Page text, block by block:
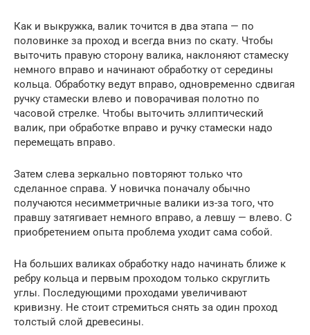
Как и выкружка, валик точится в два этапа — по
половинке за проход и всегда вниз по скату. Чтобы
выточить правую сторону валика, наклоняют стамеску
немного вправо и начинают обработку от середины
кольца. Обработку ведут вправо, одновременно сдвигая
ручку стамески влево и поворачивая полотно по
часовой стрелке. Чтобы выточить эллиптический
валик, при обработке вправо и ручку стамески надо
перемещать вправо.
Затем слева зеркально повторяют только что
сделанное справа. У новичка поначалу обычно
получаются несимметричные валики из-за того, что
правшу затягивает немного вправо, а левшу — влево. С
приобретением опыта проблема уходит сама собой.
На больших валиках обработку надо начинать ближе к
ребру кольца и первым проходом только скруглить
углы. Последующими проходами увеличивают
кривизну. Не стоит стремиться снять за один проход
толстый слой древесины.